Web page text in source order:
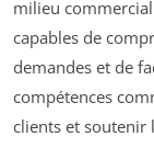
milieu
capables de
demandes et de
compétences
clients et soutenir